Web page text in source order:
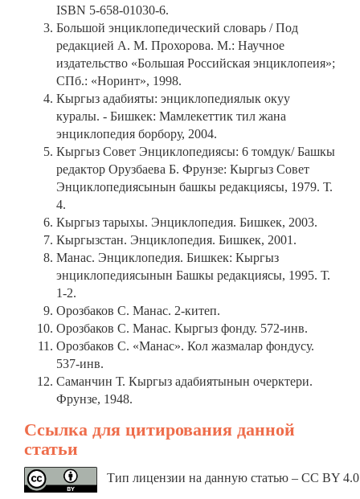
ISBN 5-658-01030-6.
Большой энциклопедический словарь / Под
редакцией А. М. Прохорова. М.: Научное
издательство «Большая Российская энциклопеия»;
СПб.: «Норинт», 1998.
Кыргыз адабияты: энциклопедиялык окуу
куралы. - Бишкек: Мамлекеттик тил жана
энциклопедия борбору, 2004.
Кыргыз Совет Энциклопедиясы: 6 томдук/ Башкы
редактор Орузбаева Б. Фрунзе: Кыргыз Совет
Энциклопедиясынын башкы редакциясы, 1979. Т.
4.
Кыргыз тарыхы. Энциклопедия. Бишкек, 2003.
Кыргызстан. Энциклопедия. Бишкек, 2001.
Манас. Энциклопедия. Бишкек: Кыргыз
энциклопедиясынын Башкы редакциясы, 1995. Т.
1-2.
Орозбаков С. Манас. 2-китеп.
Орозбаков С. Манас. Кыргыз фонду. 572-инв.
Орозбаков С. «Манас». Кол жазмалар фондусу.
537-инв.
Саманчин Т. Кыргыз адабиятынын очерктери.
Фрунзе, 1948.
Ссылка для цитирования данной
статьи
Тип лицензии на данную статью – CC BY